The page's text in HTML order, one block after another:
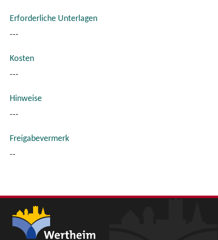
Erforderliche Unterlagen
---
Kosten
---
Hinweise
---
Freigabevermerk
--